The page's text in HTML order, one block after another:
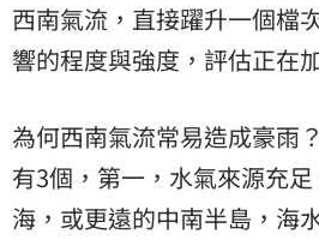
西南氣流，直接躍升一個檔
響的程度與強度，評估正在
為何西南氣流常易造成豪雨
有3個，第一，水氣來源充
海，或更遠的中南半島，海